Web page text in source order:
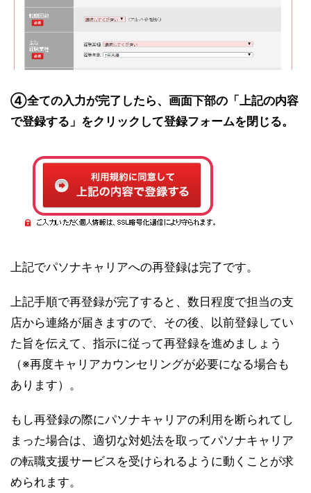
④全ての入力が完了したら、画面下部の「上記の内容
で登録する」をクリックして登録フォームを閉じる。
上記でパソナキャリアへの再登録は完了です。
上記手順で再登録が完了すると、数日程度で担当の支
店から連絡が届きますので、その後、以前登録してい
た旨を伝えて、指示に従って再登録を進めましょう
（※再度キャリアカウンセリングが必要になる場合も
あります）。
もし再登録の際にパソナキャリアの利用を断られてし
まった場合は、適切な対処法を取ってパソナキャリア
の転職支援サービスを受けられるように動くことが求
められます。